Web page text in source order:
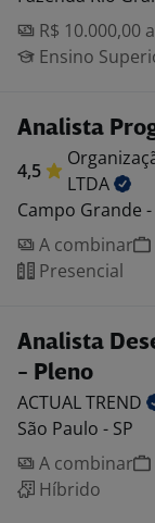
R$ 10.000,00
Ensino
Analista
4,5
LTDA
Campo Grande -
A combinar
Presencial
Analista
- Pleno
ACTUALTREND
São Paulo - SP
A combinar
Híbrido